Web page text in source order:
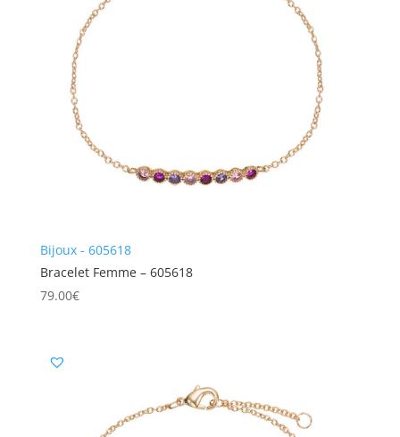
Bijoux - 605618
Bracelet Femme – 605618
79.00€